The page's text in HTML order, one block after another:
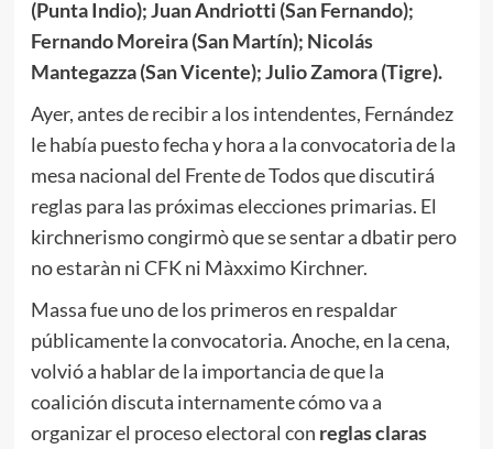
(Punta Indio); Juan Andriotti (San Fernando);
Fernando Moreira (San Martín); Nicolás
Mantegazza (San Vicente); Julio Zamora (Tigre).
Ayer, antes de recibir a los intendentes, Fernández
le había puesto fecha y hora a la convocatoria de la
mesa nacional del Frente de Todos que discutirá
reglas para las próximas elecciones primarias. El
kirchnerismo congirmò que se sentar a dbatir pero
no estaràn ni CFK ni Màxximo Kirchner.
Massa fue uno de los primeros en respaldar
públicamente la convocatoria. Anoche, en la cena,
volvió a hablar de la importancia de que la
coalición discuta internamente cómo va a
organizar el proceso electoral con reglas claras